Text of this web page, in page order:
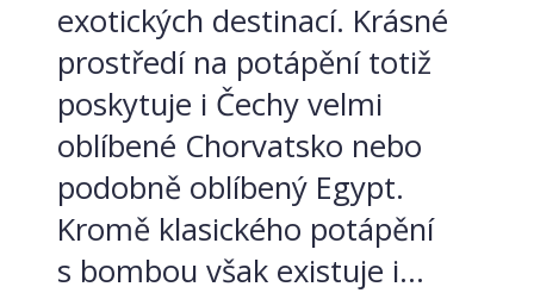
exotických destinací. Krásné
prostředí na potápění totiž
poskytuje i Čechy velmi
oblíbené Chorvatsko nebo
podobně oblíbený Egypt.
Kromě klasického potápění
s bombou však existuje i...